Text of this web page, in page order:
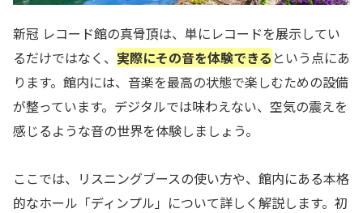
新冠 レコード館の真骨頂は、単にレコードを展示してい
るだけではなく、 実際にその音を体験できる という点にあ
ります。館内には、音楽を最高の状態で楽しむための設備
が整っています。デジタルでは味わえない、空気の震えを
感じるような音の世界を体験しましょう。
ここでは、リスニングブースの使い方や、館内にある本格
的なホール「ディンプル」について詳しく解説します。初